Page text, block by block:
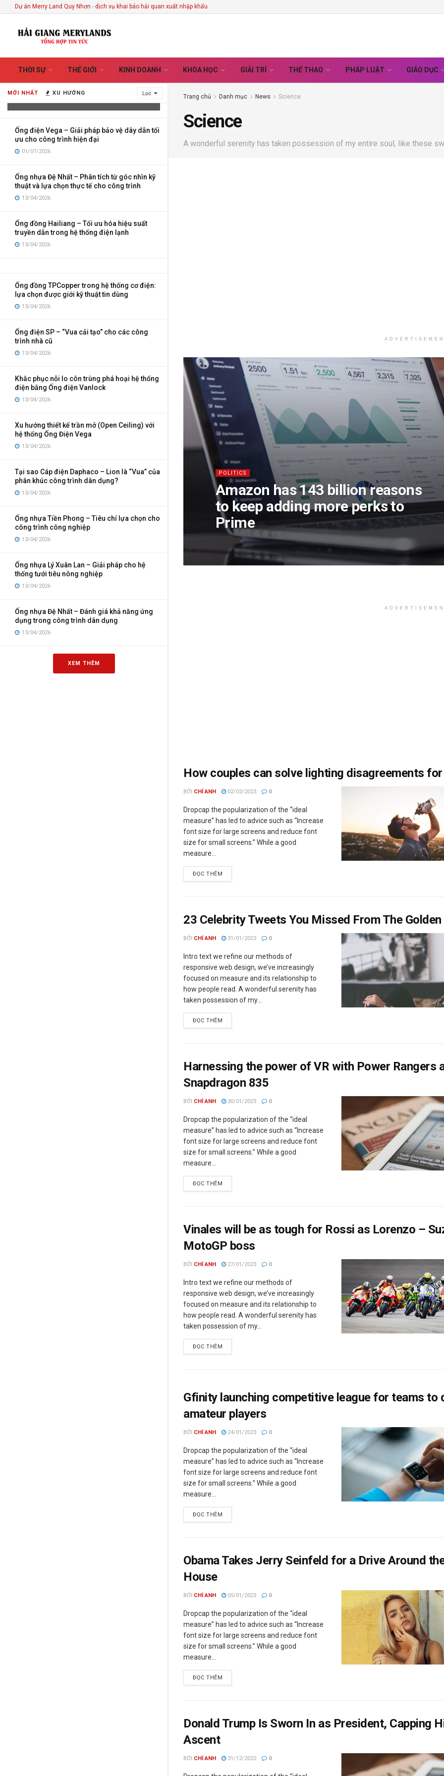
MỚI NHẤT XU HƯỚNG Lọc
Vietnam Handicrafts Store in Hoi An –
Discover the Stories Hidden Behind
Every Handmade Creation
Ống điện Vega – Giải pháp bảo vệ dây dẫn tối
ưu cho công trình hiện đại
01/07/2026
Ống nhựa Đệ Nhất – Phân tích từ góc nhìn kỹ
thuật và lựa chọn thực tế cho công trình
13/04/2026
Ống đồng Hailiang – Tối ưu hóa hiệu suất
truyền dẫn trong hệ thống điện lạnh
13/04/2026
Ống đồng TPCopper trong hệ thống cơ điện:
lựa chọn được giới kỹ thuật tin dùng
13/04/2026
Ống điện SP – “Vua cải tạo” cho các công
trình nhà cũ
13/04/2026
Khắc phục nỗi lo côn trùng phá hoại hệ thống
điện bằng Ống điện Vanlock
13/04/2026
Xu hướng thiết kế trần mở (Open Ceiling) với
hệ thống Ống Điện Vega
13/04/2026
Tại sao Cáp điện Daphaco – Lion là “Vua” của
phân khúc công trình dân dụng?
13/04/2026
Ống nhựa Tiền Phong – Tiêu chí lựa chọn cho
công trình công nghiệp
13/04/2026
Ống nhựa Lý Xuân Lan – Giải pháp cho hệ
thống tưới tiêu nông nghiệp
13/04/2026
Ống nhựa Đệ Nhất – Đánh giá khả năng ứng
dụng trong công trình dân dụng
13/04/2026
XEM THÊM
Dự án Merry Land Quy Nhơn - dịch vụ khai báo hải quan xuất nhập khẩu
THỜI SỰ THẾ GIỚI KINH DOANH KHOA HỌC GIẢI TRÍ THỂ THAO PHÁP LUẬT GIÁO DỤC
Trang chủ Danh mục News Science
Science
A wonderful serenity has taken possession of my entire soul, like these
POLITICS
Amazon has 143 billion reasons
to keep adding more perks to
Prime
How couples can solve lighting disagreements
BỞI CHÍ ANH 02/02/2023 0
Dropcap the popularization of the “ideal
measure” has led to advice such as “Increase
font size for large screens and reduce font
size for small screens.” While a good
measure...
ĐỌC THÊM
23 Celebrity Tweets You Missed From The Golden
BỞI CHÍ ANH 31/01/2023 0
Intro text we refine our methods of
responsive web design, we’ve increasingly
focused on measure and its relationship to
how people read. A wonderful serenity has
taken possession of my...
ĐỌC THÊM
Harnessing the power of VR with Power Rangers
Snapdragon 835
BỞI CHÍ ANH 30/01/2023 0
Dropcap the popularization of the “ideal
measure” has led to advice such as “Increase
font size for large screens and reduce font
size for small screens.” While a good
measure...
ĐỌC THÊM
Vinales will be as tough for Rossi as Lorenzo –
MotoGP boss
BỞI CHÍ ANH 27/01/2023 0
Intro text we refine our methods of
responsive web design, we’ve increasingly
focused on measure and its relationship to
how people read. A wonderful serenity has
taken possession of my...
ĐỌC THÊM
Gfinity launching competitive league for teams to
amateur players
BỞI CHÍ ANH 24/01/2023 0
Dropcap the popularization of the “ideal
measure” has led to advice such as “Increase
font size for large screens and reduce font
size for small screens.” While a good
measure...
ĐỌC THÊM
Obama Takes Jerry Seinfeld for a Drive Around
House
BỞI CHÍ ANH 05/01/2023 0
Dropcap the popularization of the “ideal
measure” has led to advice such as “Increase
font size for large screens and reduce font
size for small screens.” While a good
measure...
ĐỌC THÊM
Donald Trump Is Sworn In as President, Capping
Ascent
BỞI CHÍ ANH 31/12/2022 0